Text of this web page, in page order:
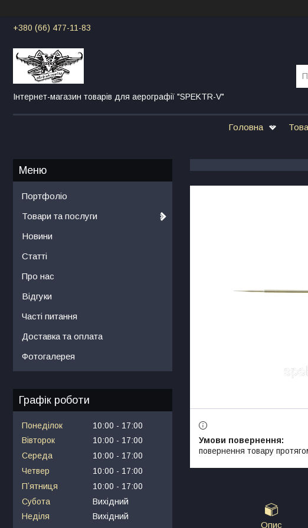
+380 (66) 477-11-83
Інтернет-магазин товарів для аерографії "SPEKTR-V"
Головна
повернення товару
Опис
Портфоліо
Товари та послуги
Новини
Статті
Про нас
Відгуки
Часті питання
Доставка та оплата
Фотогалерея
Графік роботи
Понеділок 10:00
17:00
Вівторок
10:00
17:00
Середа
10:00
17:00
Четвер
10:00
17:00
Пʼятниця
10:00
17:00
Субота
Вихідний
Неділя
Вихідний